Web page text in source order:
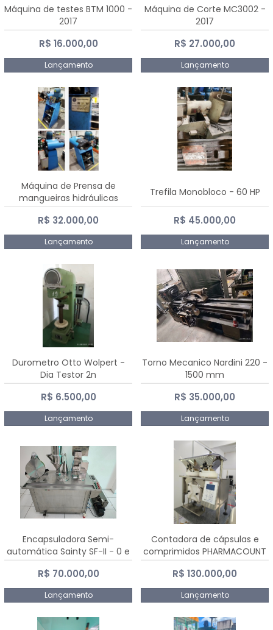
Máquina de testes BTM 1000 -
2017
R$ 16.000,00
Lançamento
Máquina de Corte MC3002 -
2017
R$ 27.000,00
Lançamento
Máquina de Prensa de
mangueiras hidráulicas
PE50TF - 2017
R$ 32.000,00
Lançamento
Trefila Monobloco - 60 HP
R$ 45.000,00
Lançamento
Durometro Otto Wolpert -
Dia Testor 2n
R$ 6.500,00
Lançamento
Torno Mecanico Nardini 220 -
1500 mm
R$ 35.000,00
Lançamento
Encapsuladora Semi-
automática Sainty SF-II - 0 e
00
R$ 70.000,00
Lançamento
Contadora de cápsulas e
comprimidos PHARMACOUNT
- 2-2R3
R$ 130.000,00
Lançamento